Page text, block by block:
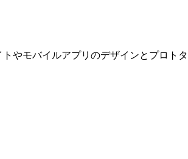
やモバイルアプリのデザインとプロ